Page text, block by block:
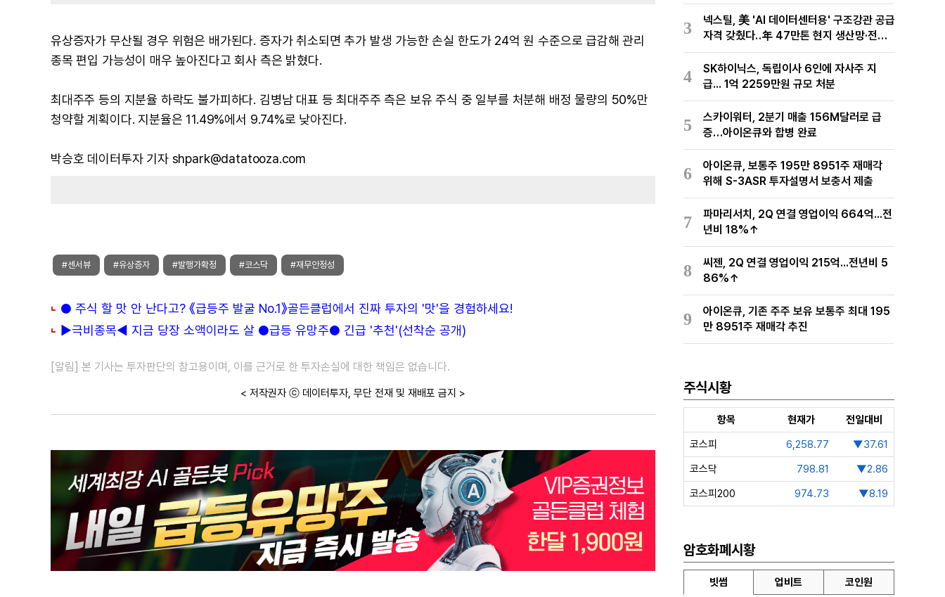
유상증자가 무산될 경우 위험은 배가된다. 증자가 취소되면 추가 발생 가능한 손실 한도가 24억 원 수준으로 급감해 관리
종목 편입 가능성이 매우 높아진다고 회사 측은 밝혔다.
최대주주 등의 지분율 하락도 불가피하다. 김병남 대표 등 최대주주 측은 보유 주식 중 일부를 처분해 배정 물량의 50%만
청약할 계획이다. 지분율은 11.49%에서 9.74%로 낮아진다.
박승호 데이터투자 기자 shpark@datatooza.com
#센서뷰 #유상증자 #발행가확정 #코스닥 #재무안정성
● 주식 할 맛 안 난다고? 《급등주 발굴 No.1》골든클럽에서 진짜 투자의 '맛'을 경험하세요!
▶극비종목◀ 지금 당장 소액이라도 살 ●급등 유망주● 긴급 '추천'(선착순 공개)
[알림] 본 기사는 투자판단의 참고용이며, 이를 근거로 한 투자손실에 대한 책임은 없습니다.
< 저작권자 ⓒ 데이터투자, 무단 전재 및 재배포 금지 >
3
넥스틸, 美 'AI 데이터센터용' 구조강관 공급
자격 갖췄다‥年 47만톤 현지 생산망·전미
유통망 구축
4
SK하이닉스, 독립이사 6인에 자사주 지
급... 1억 2259만원 규모 처분
5
스카이워터, 2분기 매출 156M달러로 급
증…아이온큐와 합병 완료
6
아이온큐, 보통주 195만 8951주 재매각
위해 S-3ASR 투자설명서 보충서 제출
7
파마리서치, 2Q 연결 영업이익 664억...전
년비 18%↑
8
씨젠, 2Q 연결 영업이익 215억...전년비 5
86%↑
9
아이온큐, 기존 주주 보유 보통주 최대 195
만 8951주 재매각 추진
주식시황
항목 현재가
전일대비
코스피
6,258.77
▼37.61
코스닥
798.81
▼2.86
코스피200
974.73 ▼8.19
암호화폐시황
빗썸 업비트 코인원